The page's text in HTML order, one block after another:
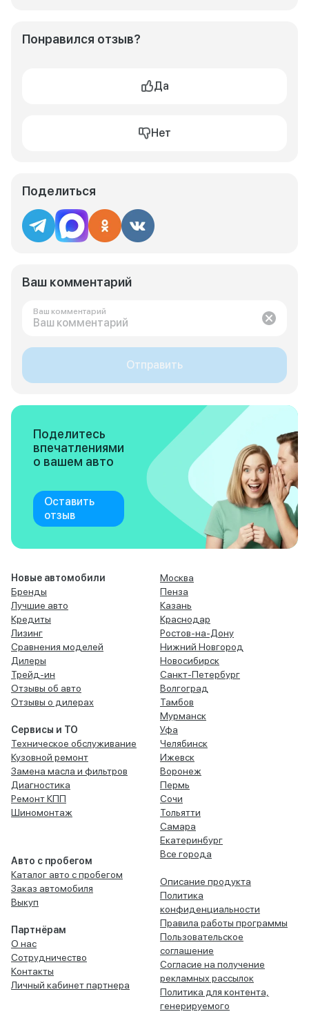
Понравился отзыв?
Да
Нет
Поделиться
Ваш комментарий
Ваш комментарий
Отправить
Поделитесь
впечатлениями
о вашем авто
Оставить
отзыв
Новые автомобили
Бренды
Лучшие авто
Кредиты
Лизинг
Сравнения моделей
Дилеры
Трейд-ин
Отзывы об авто
Отзывы о дилерах
Сервисы и ТО
Техническое обслуживание
Кузовной ремонт
Замена масла и фильтров
Диагностика
Ремонт КПП
Шиномонтаж
Авто с пробегом
Каталог авто с пробегом
Заказ автомобиля
Выкуп
Партнёрам
О нас
Сотрудничество
Контакты
Личный кабинет партнера
Москва
Пенза
Казань
Краснодар
Ростов-на-Дону
Нижний Новгород
Новосибирск
Санкт-Петербург
Волгоград
Тамбов
Мурманск
Уфа
Челябинск
Ижевск
Воронеж
Пермь
Сочи
Тольятти
Самара
Екатеринбург
Все города
Описание продукта
Политика
конфиденциальности
Правила работы программы
Пользовательское
соглашение
Согласие на получение
рекламных рассылок
Политика для контента,
генерируемого